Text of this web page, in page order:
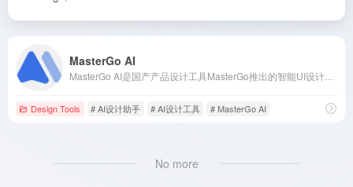
MasterGo AI
Design Tools # AI设计助手 # AI设计工具 # MasterGo AI
No more